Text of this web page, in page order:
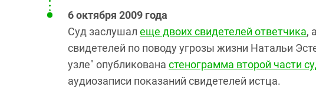
6 октября 2009 года
Суд заслушал еще двоих свидетелей ответчика,
свидетелей по поводу угрозы жизни Натальи
узле" опубликована стенограмма второй части
аудиозаписи показаний свидетелей истца.